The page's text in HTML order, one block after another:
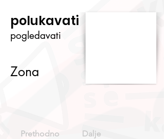
polukavati
pogledavati
Zona
Prethodno Dalje